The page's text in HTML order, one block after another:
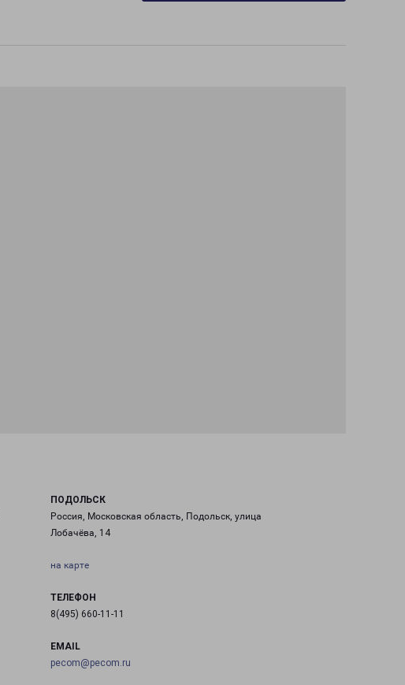
ПОДОЛЬСК
Россия, Московская область, Подольск, улица
Лобачёва, 14
на карте
ТЕЛЕФОН
8(495) 660-11-11
EMAIL
pecom@pecom.ru